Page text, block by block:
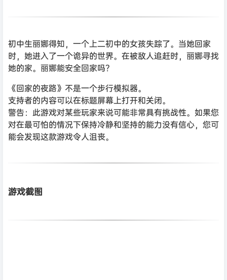
初中生丽娜得知，一个上二初中的女孩失踪了。当她回家
时，她进入了一个诡异的世界。在被敌人追赶时，丽娜寻找
她的家。丽娜能安全回家吗？
《回家的夜路》不是一个步行模拟器。
支持者的内容可以在标题屏幕上打开和关闭。
警告：此游戏对某些玩家来说可能非常具有挑战性。如果您
对在最可怕的情况下保持冷静和坚持的能力没有信心，您可
能会发现这款游戏令人沮丧。
游戏截图